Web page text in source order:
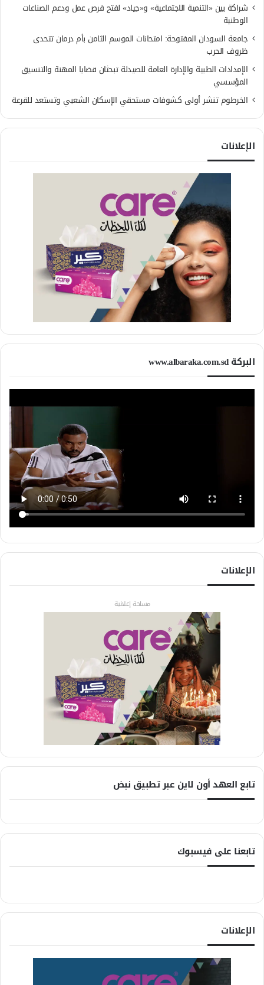
شراكة بين «التنمية الاجتماعية» و«جياد» لفتح فرص عمل ودعم الصناعات
الوطنية
جامعة السودان المفتوحة: امتحانات الموسم الثامن بأم درمان تتحدى
ظروف الحرب
الإمدادات الطبية والإدارة العامة للصيدلة تبحثان قضايا المهنة والتنسيق
المؤسسي
الخرطوم تنشر أولى كشوفات مستحقي الإسكان الشعبي وتستعد للقرعة
الإعلانات
البركة www.albaraka.com.sd
الإعلانات
مساحة إعلانية
تابع العهد أون لاين عبر تطبيق نبض
تابعنا على فيسبوك
الإعلانات